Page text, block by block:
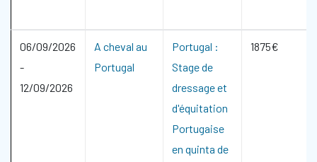
06/09/2026
-
12/09/2026
A cheval au
Portugal
Portugal :
Stage de
dressage et
d'équitation
Portugaise
en quinta de
1875€